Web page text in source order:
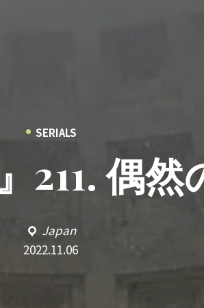
• SERIALS
211. 偶然
Japan
2022.11.06